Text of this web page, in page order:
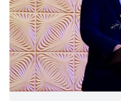
Năng lượng nguyên tử
Nhiệm vụ trọng tâm
Chọn ngôn ngữ
Vietnamese